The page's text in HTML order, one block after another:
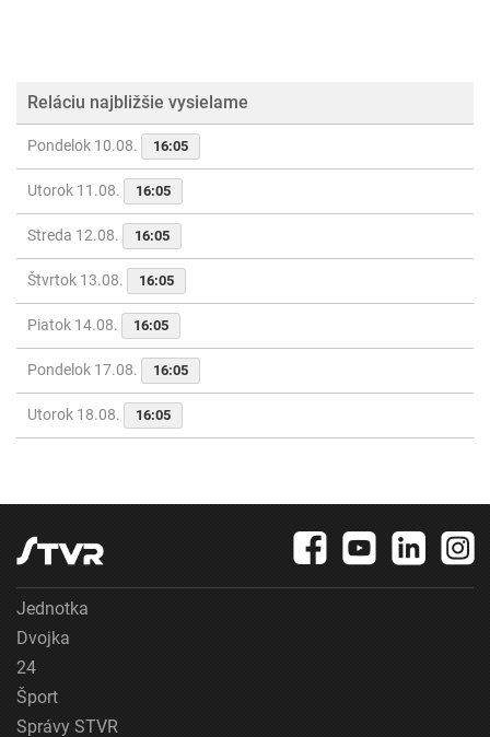
Reláciu najbližšie vysielame
Pondelok 10.08. 16:05
Utorok 11.08. 16:05
Streda 12.08. 16:05
Štvrtok 13.08. 16:05
Piatok 14.08. 16:05
Pondelok 17.08. 16:05
Utorok 18.08. 16:05
Jednotka
Dvojka
24
Šport
Správy STVR